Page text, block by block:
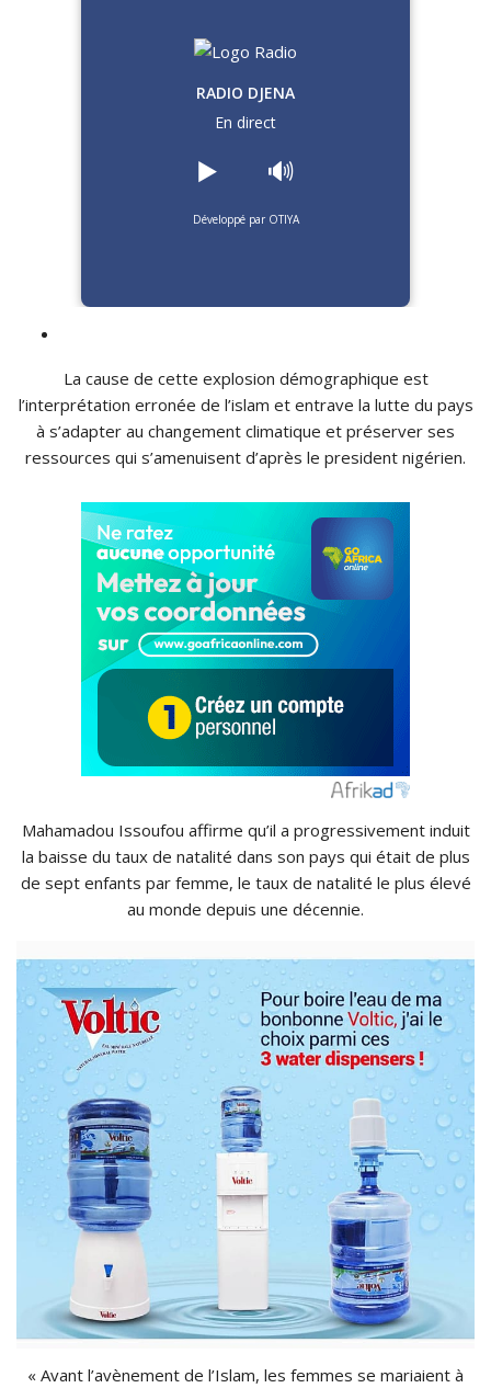
RADIO DJENA
En direct
▶️ 🔊
Développé par OTIYA
La cause de cette explosion démographique est
l’interprétation erronée de l’islam et entrave la lutte du pays
à s’adapter au changement climatique et préserver ses
ressources qui s’amenuisent d’après le president nigérien.
Mahamadou Issoufou affirme qu’il a progressivement induit
la baisse du taux de natalité dans son pays qui était de plus
de sept enfants par femme, le taux de natalité le plus élevé
au monde depuis une décennie.
« Avant l’avènement de l’Islam, les femmes se mariaient à